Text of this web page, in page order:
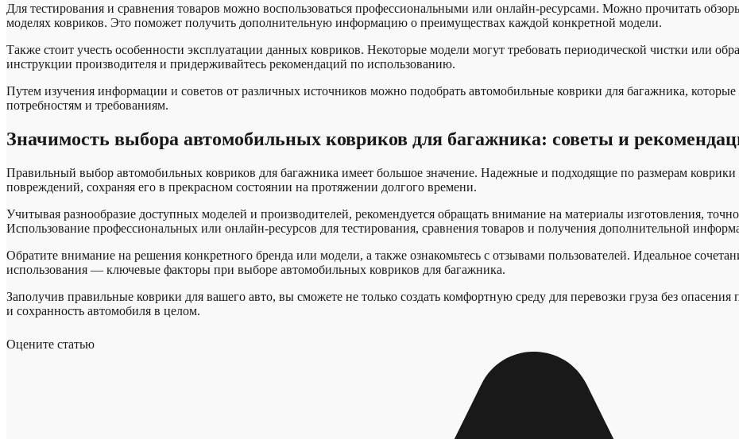
Для тестирования и сравнения товаров можно воспользоваться профессиональными или онлайн-ресурсами. Можно прочитать
моделях ковриков. Это поможет получить дополнительную информацию о преимуществах каждой конкретной модели.
Также стоит учесть особенности эксплуатации данных ковриков. Некоторые модели могут требовать периодической чистки или
инструкции производителя и придерживайтесь рекомендаций по использованию.
Путем изучения информации и советов от различных источников можно подобрать автомобильные коврики для багажника,
потребностям и требованиям.
Значимость выбора автомобильных ковриков для багажника: советы и
Правильный выбор автомобильных ковриков для багажника имеет большое значение. Надежные и подходящие по размерам коврики
повреждений, сохраняя его в прекрасном состоянии на протяжении долгого времени.
Учитывая разнообразие доступных моделей и производителей, рекомендуется обращать внимание на материалы изготовления,
Использование профессиональных или онлайн-ресурсов для тестирования, сравнения товаров и получения дополнительной
Обратите внимание на решения конкретного бренда или модели, а также ознакомьтесь с отзывами пользователей. Идеальное
использования — ключевые факторы при выборе автомобильных ковриков для багажника.
Заполучив правильные коврики для вашего авто, вы сможете не только создать комфортную среду для перевозки груза без
и сохранность автомобиля в целом.
Оцените статью